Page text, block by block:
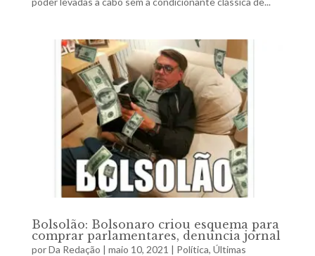
Bolsolão: Bolsonaro criou esquema para
comprar parlamentares, denuncia jornal
porDa Redação | maio 10, 2021 | Política, Últimas